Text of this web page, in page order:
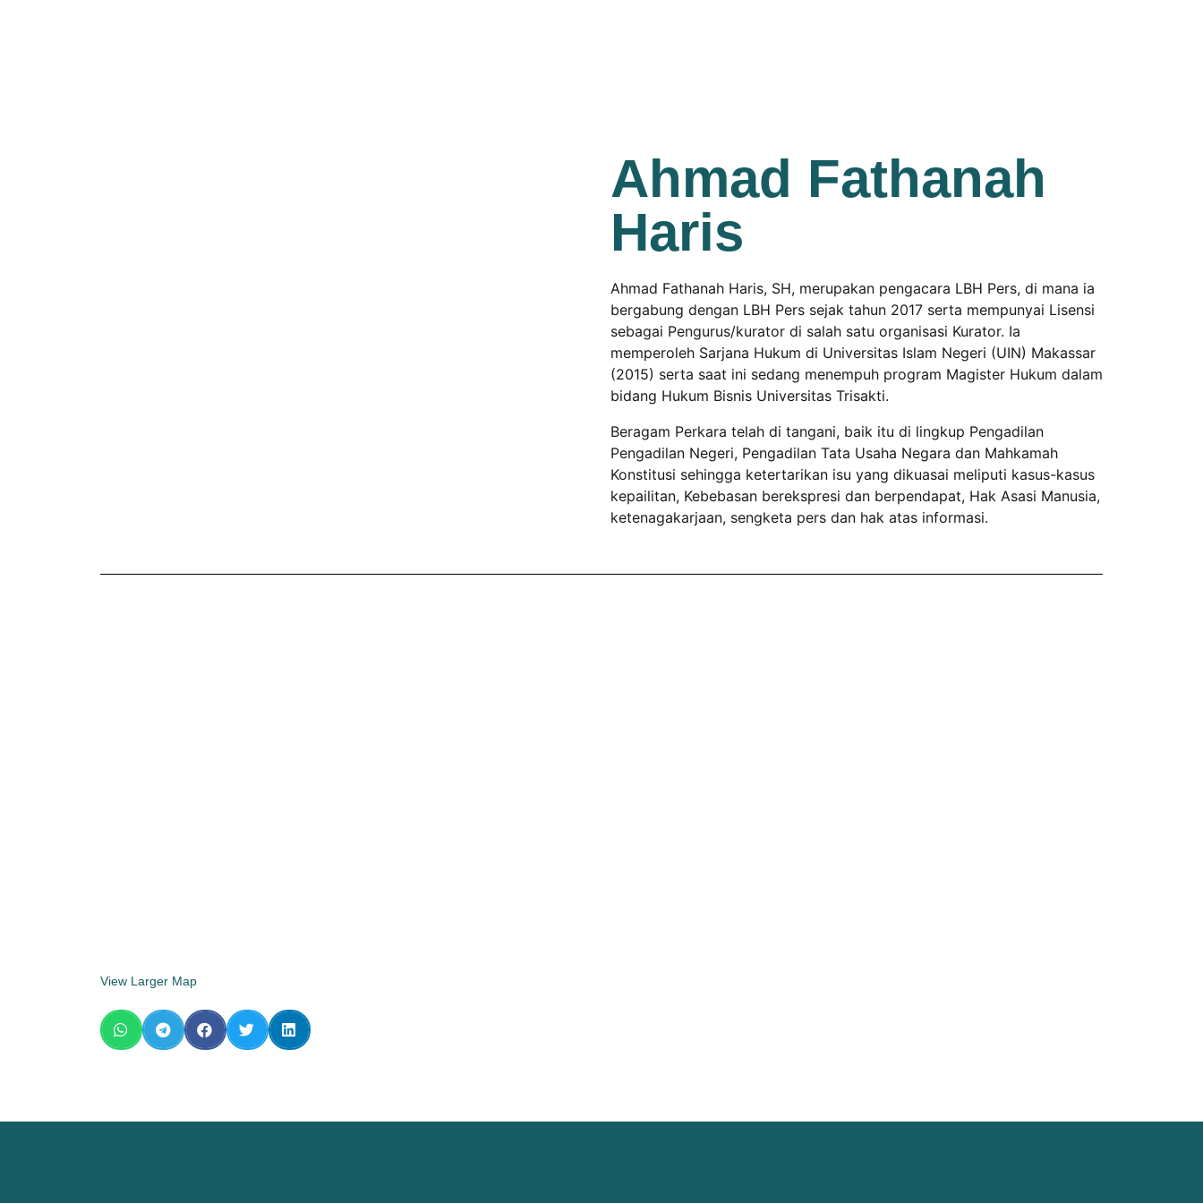
Ahmad Fathanah
Haris
Ahmad Fathanah Haris, SH, merupakan pengacara LBH Pers, di mana ia
bergabung dengan LBH Pers sejak tahun 2017 serta mempunyai Lisensi
sebagai Pengurus/kurator di salah satu organisasi Kurator. Ia
memperoleh Sarjana Hukum di Universitas Islam Negeri (UIN) Makassar
(2015) serta saat ini sedang menempuh program Magister Hukum dalam
bidang Hukum Bisnis Universitas Trisakti.
Beragam Perkara telah di tangani, baik itu di lingkup Pengadilan
Pengadilan Negeri, Pengadilan Tata Usaha Negara dan Mahkamah
Konstitusi sehingga ketertarikan isu yang dikuasai meliputi kasus-kasus
kepailitan, Kebebasan berekspresi dan berpendapat, Hak Asasi Manusia,
ketenagakarjaan, sengketa pers dan hak atas informasi.
View Larger Map